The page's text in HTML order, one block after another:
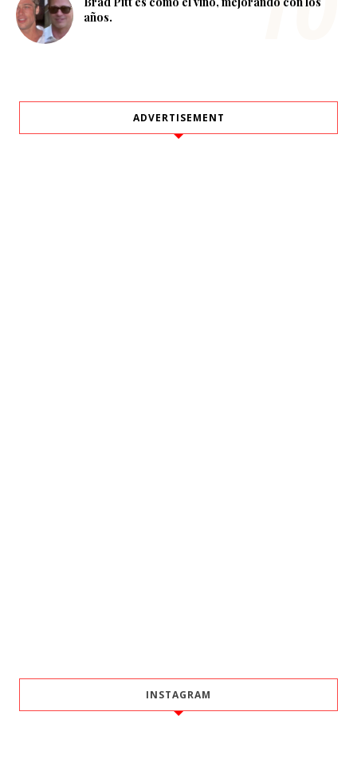
años.
ADVERTISEMENT
INSTAGRAM